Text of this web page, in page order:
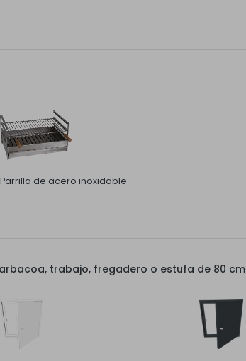
Parrilla de acero inoxidable
trabajo, fregadero o estufa de 80 cm